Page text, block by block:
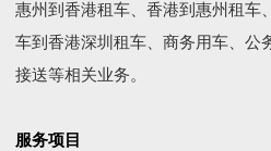
惠州到香港租车、香港到惠州租车
车到香港深圳租车、商务用车、公
接送等相关业务。
服务项目